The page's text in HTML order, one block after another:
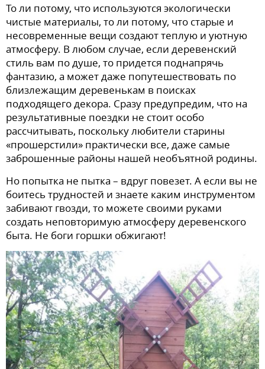
То ли потому, что используются экологически
чистые материалы, то ли потому, что старые и
несовременные вещи создают теплую и уютную
атмосферу. В любом случае, если деревенский
стиль вам по душе, то придется поднапрячь
фантазию, а может даже попутешествовать по
близлежащим деревенькам в поисках
подходящего декора. Сразу предупредим, что на
результативные поездки не стоит особо
рассчитывать, поскольку любители старины
«прошерстили» практически все, даже самые
заброшенные районы нашей необъятной родины.
Но попытка не пытка – вдруг повезет. А если вы не
боитесь трудностей и знаете каким инструментом
забивают гвозди, то можете своими руками
создать неповторимую атмосферу деревенского
быта. Не боги горшки обжигают!